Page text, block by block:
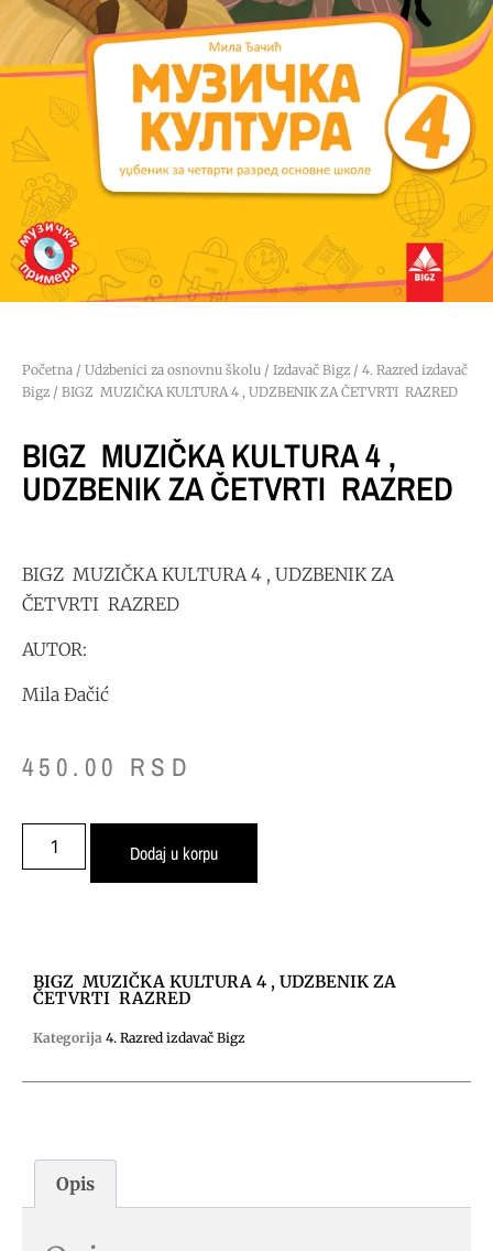
Početna / Udzbenici za osnovnu školu / Izdavač Bigz / 4. Razred izdavač
Bigz / BIGZ MUZIČKA KULTURA 4 , UDZBENIK ZA ČETVRTI RAZRED
BIGZ MUZIČKA KULTURA 4 ,
UDZBENIK ZA ČETVRTI RAZRED
BIGZ MUZIČKA KULTURA 4 , UDZBENIK ZA
ČETVRTI RAZRED
AUTOR:
Mila Đačić
450.00 RSD
Dodaj u korpu
BIGZ MUZIČKA KULTURA 4 , UDZBENIK ZA
ČETVRTI RAZRED
Kategorija 4. Razred izdavač Bigz
Opis